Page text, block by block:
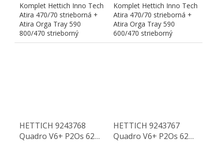
Komplet Hettich Inno Tech
Atira 470/70 strieborná +
Atira Orga Tray 590
800/470 strieborný
Zloženie kompletu
Komplet Hettich Inno Tech
Atira 470/70 strieborná +
Atira Orga Tray 590
600/470 strieborný
Zloženie kompletu
HETTICH 9243768
Quadro V6+ P2Os 620
HETTICH 9243767
Quadro V6+ P2Os 620